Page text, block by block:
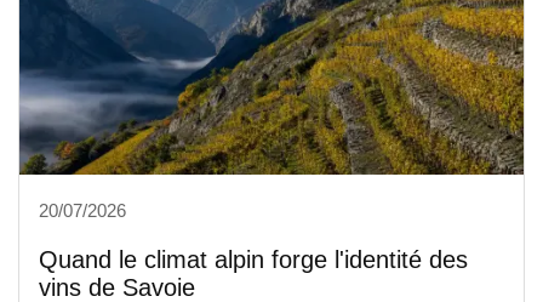
20/07/2026
Quand le climat alpin forge l'identité des
vins de Savoie